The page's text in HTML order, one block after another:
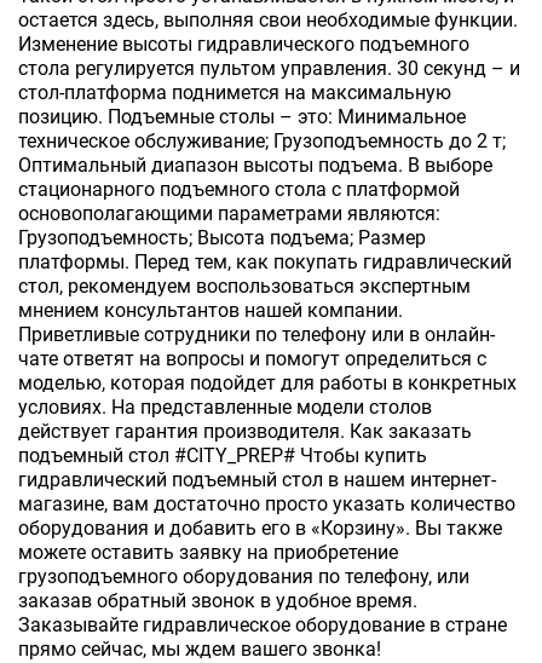
остается здесь, выполняя свои необходимые функции.
Изменение высоты гидравлического подъемного
стола регулируется пультом управления. 30 секунд – и
стол-платформа поднимется на максимальную
позицию. Подъемные столы – это: Минимальное
техническое обслуживание; Грузоподъемность до 2 т;
Оптимальный диапазон высоты подъема. В выборе
стационарного подъемного стола с платформой
основополагающими параметрами являются:
Грузоподъемность; Высота подъема; Размер
платформы. Перед тем, как покупать гидравлический
стол, рекомендуем воспользоваться экспертным
мнением консультантов нашей компании.
Приветливые сотрудники по телефону или в онлайн-
чате ответят на вопросы и помогут определиться с
моделью, которая подойдет для работы в конкретных
условиях. На представленные модели столов
действует гарантия производителя. Как заказать
подъемный стол #CITY_PREP# Чтобы купить
гидравлический подъемный стол в нашем интернет-
магазине, вам достаточно просто указать количество
оборудования и добавить его в «Корзину». Вы также
можете оставить заявку на приобретение
грузоподъемного оборудования по телефону, или
заказав обратный звонок в удобное время.
Заказывайте гидравлическое оборудование в стране
прямо сейчас, мы ждем вашего звонка!